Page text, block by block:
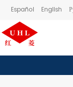
Español English